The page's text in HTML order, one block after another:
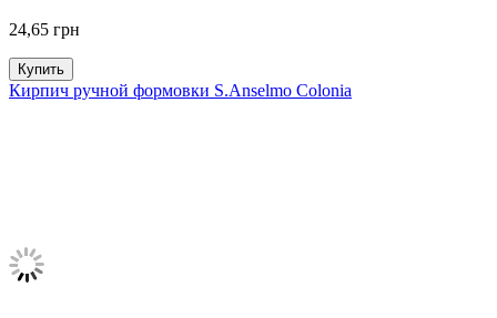
24,65 грн
Купить
Кирпич ручной формовки S.Anselmo Colonia